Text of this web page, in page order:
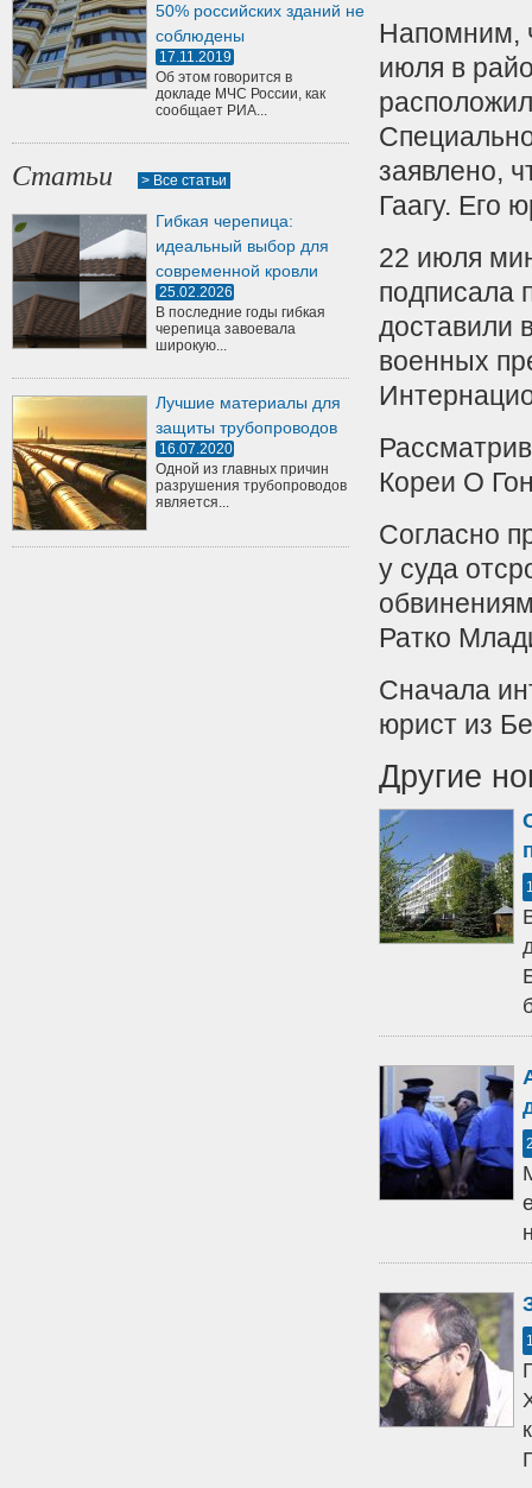
50% российских зданий не
соблюдены
17.11.2019
Об этом говорится в
докладе МЧС России, как
сообщает РИА...
Статьи > Все статьи
Гибкая черепица:
идеальный выбор для
современной кровли
25.02.2026
В последние годы гибкая
черепица завоевала
широкую...
Лучшие материалы для
защиты трубопроводов
16.07.2020
Одной из главных причин
разрушения трубопроводов
является...
Напомним,
июля в
заявлено,
Гаагу. Его
22 июля
подписала
доставили
военных
Кореи О
Согласно
у суда
Ратко
Сначала
юрист из
Другие